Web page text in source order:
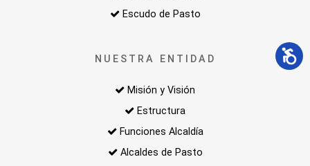
Escudo de Pasto
NUESTRA ENTIDAD
Misión y Visión
Estructura
Funciones Alcaldía
Alcaldes de Pasto